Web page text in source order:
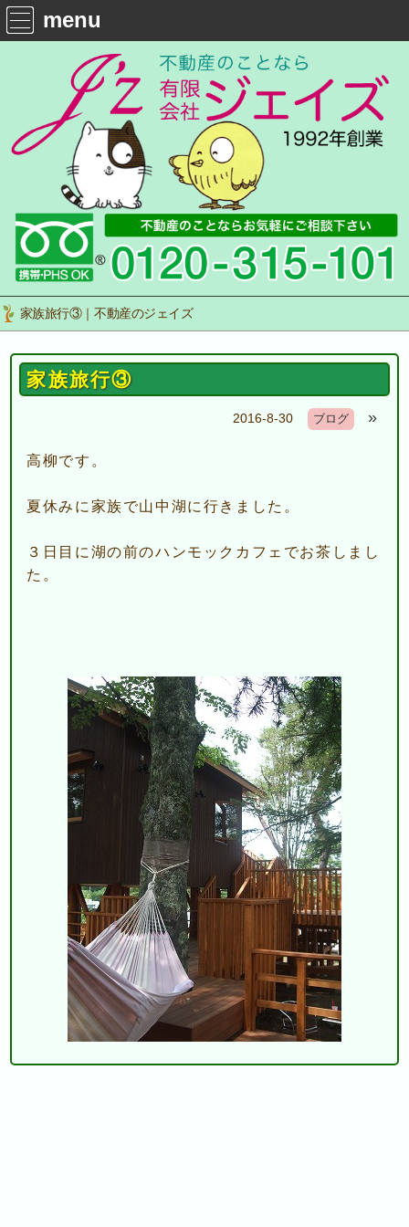
menu
家族旅行③｜不動産のジェイズ
家族旅行③
2016-8-30 ブログ »
高柳です。
夏休みに家族で山中湖に行きました。
３日目に湖の前のハンモックカフェでお茶しまし
た。